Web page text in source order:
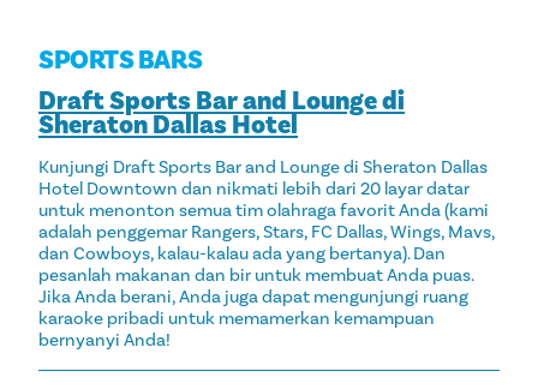
SPORTS BARS
Draft Sports Bar and Lounge di
Sheraton Dallas Hotel
Kunjungi Draft Sports Bar and Lounge di Sheraton Dallas
Hotel Downtown dan nikmati lebih dari 20 layar datar
untuk menonton semua tim olahraga favorit Anda (kami
adalah penggemar Rangers, Stars, FC Dallas, Wings, Mavs,
dan Cowboys, kalau-kalau ada yang bertanya). Dan
pesanlah makanan dan bir untuk membuat Anda puas.
Jika Anda berani, Anda juga dapat mengunjungi ruang
karaoke pribadi untuk memamerkan kemampuan
bernyanyi Anda!